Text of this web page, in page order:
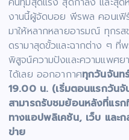
งานนี้ผู้จัดบอย พีรพล คอนเฟิ
มาให้หลากหลายอารมณ์ ทุกร
ดรามาสุดขั้วและฉากต่าง ๆ ที่
พิสูจน์ความปังและความแพศย
ได้เลย ออกอากาศทุกวันจันท
19.00 น. (เริ่มตอนแรกวัน
สามารถรับชมย้อนหลังที่แร
ทางแอปพลิเคชัน, เว็บ แล
ข่าย